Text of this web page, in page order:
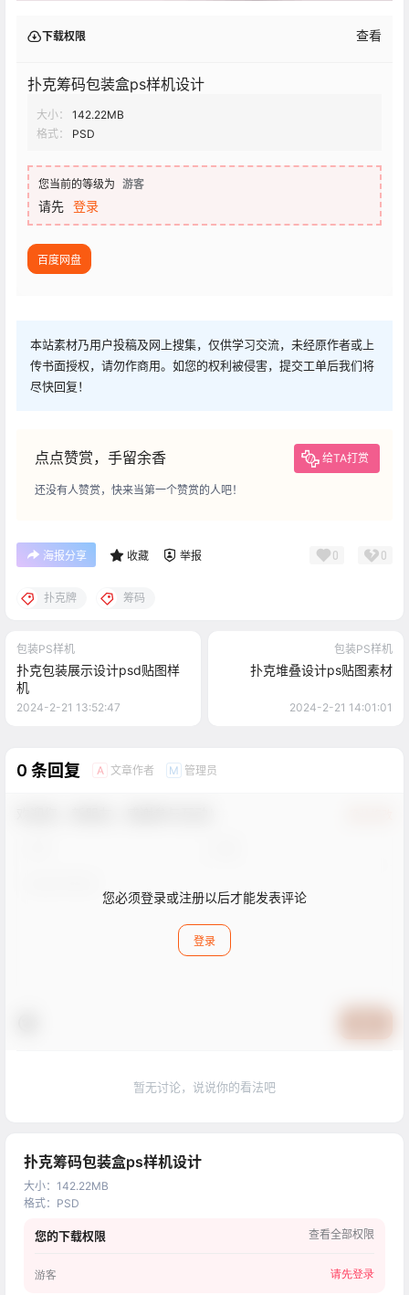
下载权限 查看
扑克筹码包装盒ps样机设计
大小：
142.22MB
格式：
PSD
您当前的等级为 游客
请先 登录
百度网盘
本站素材乃用户投稿及网上搜集，仅供学习交流，未经原作者或上
传书面授权，请勿作商用。如您的权利被侵害，提交工单后我们将
尽快回复！
点点赞赏，手留余香 给TA打赏
还没有人赞赏，快来当第一个赞赏的人吧！
海报分享 收藏 举报 0 0
扑克牌 筹码
包装PS样机
扑克包装展示设计psd贴图样
机
2024-2-21 13:52:47
包装PS样机
扑克堆叠设计ps贴图素材
2024-2-21 14:01:01
0 条回复 A 文章作者 M 管理员
您必须登录或注册以后才能发表评论
登录
暂无讨论，说说你的看法吧
扑克筹码包装盒ps样机设计
大小： 142.22MB
格式： PSD
您的下载权限 查看全部权限
游客 请先登录